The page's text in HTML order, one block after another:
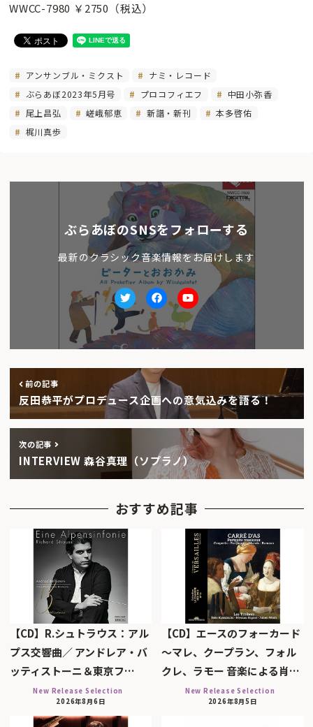
WWCC-7980 ￥2750（税込）
アンサンブル・ミクスト
ナミ・レコード
ぶらあぼ2023年5月号
プロコフィエフ
中田小弥香
尾上昌弘
嵯峨郁恵 新譜・新刊
本多啓佑
梶川真歩
ぶらあぼのSNSをフォローする
最新のクラシック音楽情報をお届けします
TwitterfacebookYoutube
前の記事
反田恭平がプロデュース企画への意気込みを語る！
次の記事
INTERVIEW 森谷真理（ソプラノ）
おすすめ記事
【CD】R.シュトラウス：アル
プス交響曲／ アンドレア・バ
ッティストーニ＆東京フ…
New Release Selection
2026年8月6日
【CD】エースのフォーカード
～マレ、クープラン、フォル
クレ、ラモー 音楽による肖…
New Release Selection
2026年8月5日